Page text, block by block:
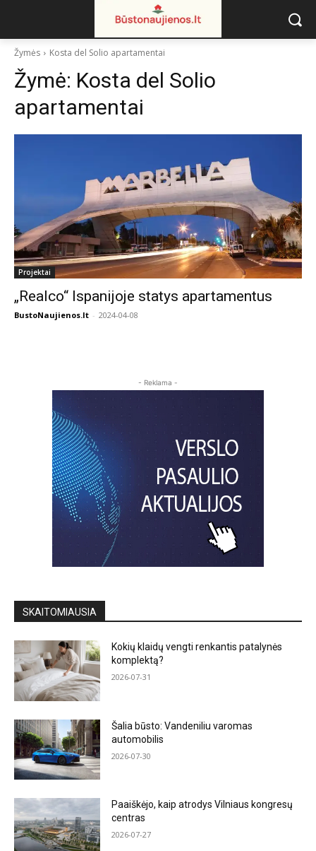
Žymės Kosta del Solio apartamentai
Žymė: Kosta del Solio
apartamentai
Projektai
„Realco“ Ispanijoje statys apartamentus
BustoNaujienos.lt - 2024-04-08
- Reklama -
SKAITOMIAUSIA
Kokių klaidų vengti renkantis patalynės
komplektą?
2026-07-31
Šalia būsto: Vandeniliu varomas
automobilis
2026-07-30
Paaiškėjo, kaip atrodys Vilniaus kongresų
centras
2026-07-27